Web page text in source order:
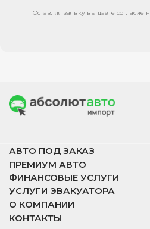
Оставляя заявку вы даете согласие
АВТО ПОД ЗАКАЗ
ПРЕМИУМ АВТО
ФИНАНСОВЫЕ УСЛУГИ
УСЛУГИ ЭВАКУАТОРА
О КОМПАНИИ
КОНТАКТЫ